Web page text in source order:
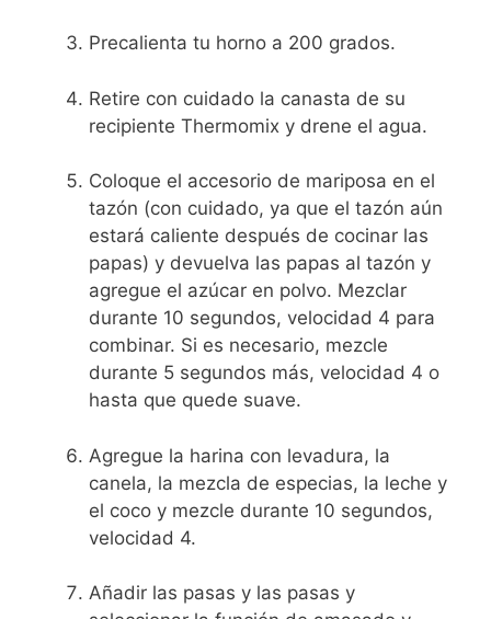
Precalienta tu horno a 200 grados.
Retire con cuidado la canasta de su
recipiente Thermomix y drene el agua.
Coloque el accesorio de mariposa en el
tazón (con cuidado, ya que el tazón aún
estará caliente después de cocinar las
papas) y devuelva las papas al tazón y
agregue el azúcar en polvo. Mezclar
durante 10 segundos, velocidad 4 para
combinar. Si es necesario, mezcle
durante 5 segundos más, velocidad 4 o
hasta que quede suave.
Agregue la harina con levadura, la
canela, la mezcla de especias, la leche y
el coco y mezcle durante 10 segundos,
velocidad 4.
Añadir las pasas y las pasas y